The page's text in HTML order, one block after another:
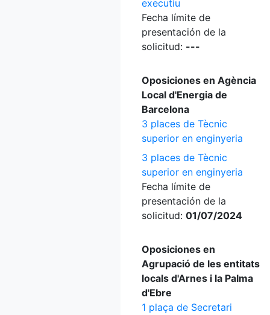
executiu
Fecha límite de
presentación de la
solicitud: ---
Oposiciones en Agència
Local d'Energia de
Barcelona
3 places de Tècnic
superior en enginyeria
3 places de Tècnic
superior en enginyeria
Fecha límite de
presentación de la
solicitud: 01/07/2024
Oposiciones en
Agrupació de les entitats
locals d'Arnes i la Palma
d'Ebre
1 plaça de Secretari